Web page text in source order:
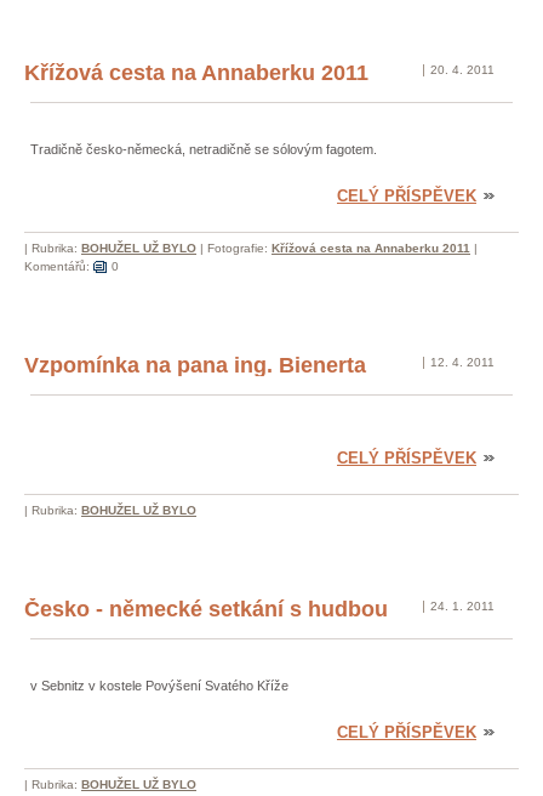
Křížová cesta na Annaberku 2011 20. 4. 2011
Tradičně česko-německá, netradičně se sólovým fagotem.
CELÝ PŘÍSPĚVEK
| Rubrika: BOHUŽEL UŽ BYLO | Fotografie: Křížová cesta na Annaberku 2011 |
Komentářů:
0
Vzpomínka na pana ing. Bienerta 12. 4. 2011
CELÝ PŘÍSPĚVEK
| Rubrika: BOHUŽEL UŽ BYLO
Česko - německé setkání s hudbou 24. 1. 2011
v Sebnitz v kostele Povýšení Svatého Kříže
CELÝ PŘÍSPĚVEK
| Rubrika: BOHUŽEL UŽ BYLO